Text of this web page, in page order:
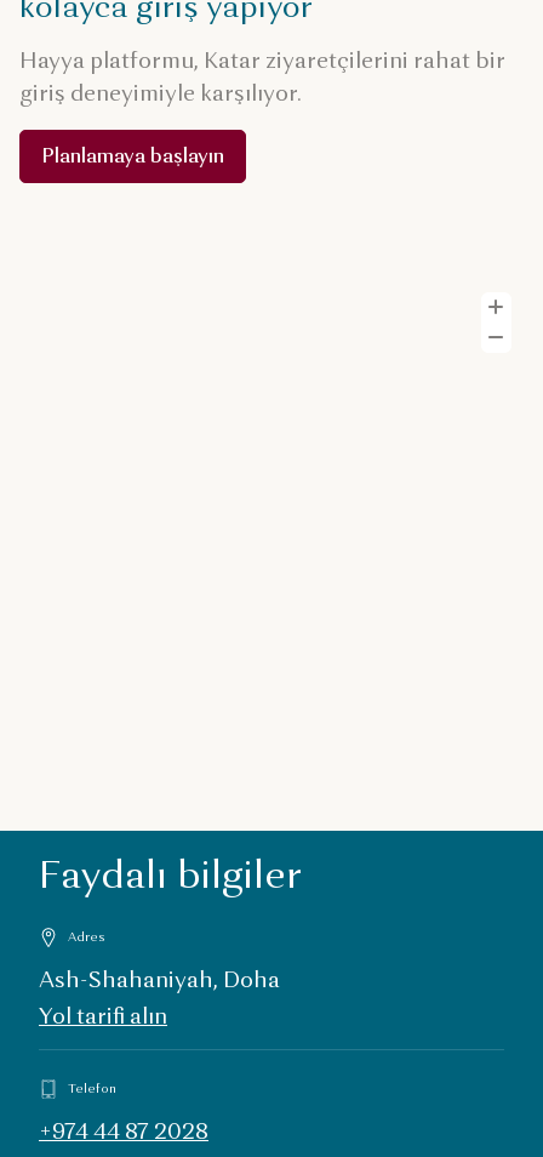
Hayya platformu, Katar ziyaretçilerini rahat bir
giriş deneyimiyle karşılıyor.
Planlamaya başlayın
Faydalı bilgiler
Adres
Ash-Shahaniyah, Doha
Yol tarifi alın
Telefon
+974 44 87 2028